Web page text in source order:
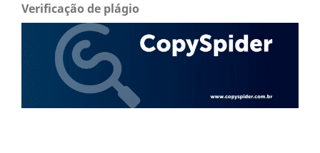
Verificação de plágio